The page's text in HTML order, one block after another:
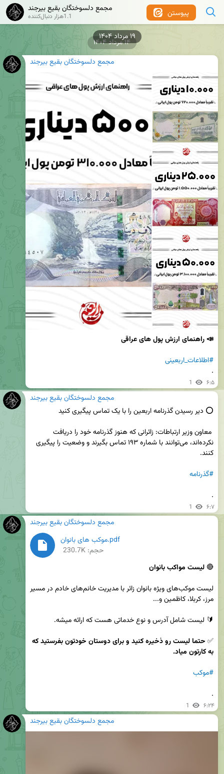
۱۹ مرداد ۱۴۰۴
پیوستن مجمع دلسوختگان بقیع بیرجند
1.1هزار دنبال‌کننده
مجمع دلسوختگان بقیع بیرجند
📣 راهنمای ارزش پول های عراقی
#اطلاعات_اربعینی
.
1 ۶:۵
۱۴ مرداد ۱۴۰۴
مجمع دلسوختگان بقیع بیرجند
#گذرنامه
.
1 ۶:۷
مجمع دلسوختگان بقیع بیرجند
‎⁨موکب های بانوان⁩.pdf
حجم: 230.7K
🔴 لیست مواکببانوان
✅
به کارتون میاد.
#موکب
.
1 ۶:۲۴
مجمع دلسوختگان بقیع بیرجند